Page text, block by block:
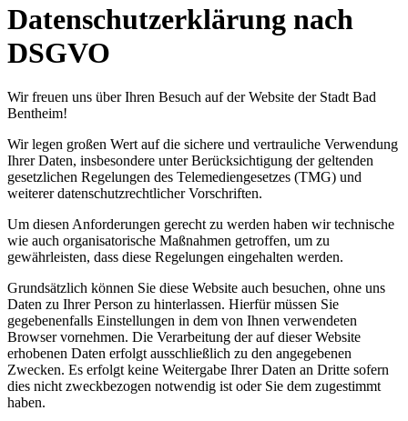
Datenschutzerklärung nach
DSGVO
Wir freuen uns über Ihren Besuch auf der Website der Stadt Bad
Bentheim!
Wir legen großen Wert auf die sichere und vertrauliche Verwendung
Ihrer Daten, insbesondere unter Berücksichtigung der geltenden
gesetzlichen Regelungen des Telemediengesetzes (TMG) und
weiterer datenschutzrechtlicher Vorschriften.
Um diesen Anforderungen gerecht zu werden haben wir technische
wie auch organisatorische Maßnahmen getroffen, um zu
gewährleisten, dass diese Regelungen eingehalten werden.
Grundsätzlich können Sie diese Website auch besuchen, ohne uns
Daten zu Ihrer Person zu hinterlassen. Hierfür müssen Sie
gegebenenfalls Einstellungen in dem von Ihnen verwendeten
Browser vornehmen. Die Verarbeitung der auf dieser Website
erhobenen Daten erfolgt ausschließlich zu den angegebenen
Zwecken. Es erfolgt keine Weitergabe Ihrer Daten an Dritte sofern
dies nicht zweckbezogen notwendig ist oder Sie dem zugestimmt
haben.